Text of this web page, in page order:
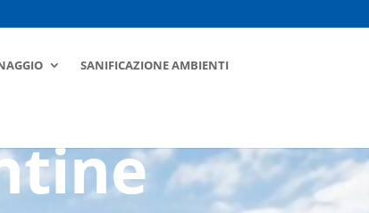
SANIFICAZIONE AMBIENTI